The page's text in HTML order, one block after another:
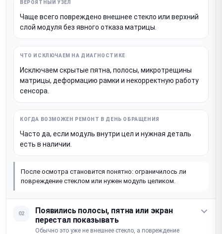
Чаще всего повреждено внешнее стекло или верхний
слой модуля без явного отказа матрицы.
Исключаем скрытые пятна, полосы, микротрещины
матрицы, деформацию рамки и некорректную работу
сенсора.
Часто да, если модуль внутри цел и нужная деталь
есть в наличии.
После осмотра становится понятно: ограничилось ли
повреждение стеклом или нужен модуль целиком.
02
Появились полосы, пятна или экран
перестал показывать
Обычно это уже не внешнее стекло, а повреждение